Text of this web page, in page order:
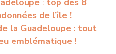
: top des 8
de l’île !
la Guadeloupe : tout
emblématique !